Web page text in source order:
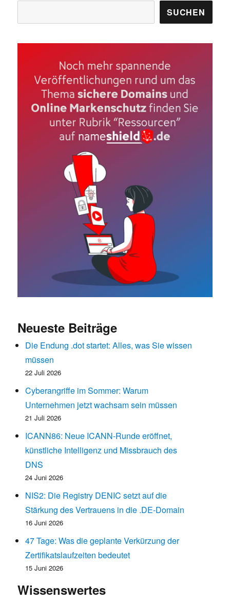
SUCHEN
Neueste Beiträge
Die Endung .dot startet: Alles, was Sie wissen
müssen
22 Juli 2026
Cyberangriffe im Sommer: Warum
Unternehmen jetzt wachsam sein müssen
21 Juli 2026
ICANN86: Neue ICANN-Runde eröffnet,
künstliche Intelligenz und Missbrauch des
DNS
24 Juni 2026
NIS2: Die Registry DENIC setzt auf die
Stärkung des Vertrauens in die .DE-Domain
16 Juni 2026
47 Tage: Was die geplante Verkürzung der
Zertifikatslaufzeiten bedeutet
15 Juni 2026
Wissenswertes